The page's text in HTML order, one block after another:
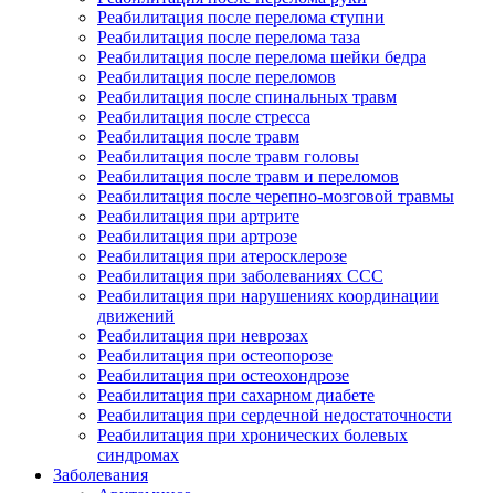
Реабилитация после перелома ступни
Реабилитация после перелома таза
Реабилитация после перелома шейки бедра
Реабилитация после переломов
Реабилитация после спинальных травм
Реабилитация после стресса
Реабилитация после травм
Реабилитация после травм головы
Реабилитация после травм и переломов
Реабилитация после черепно-мозговой травмы
Реабилитация при артрите
Реабилитация при артрозе
Реабилитация при атеросклерозе
Реабилитация при заболеваниях ССС
Реабилитация при нарушениях координации
движений
Реабилитация при неврозах
Реабилитация при остеопорозе
Реабилитация при остеохондрозе
Реабилитация при сахарном диабете
Реабилитация при сердечной недостаточности
Реабилитация при хронических болевых
синдромах
Заболевания